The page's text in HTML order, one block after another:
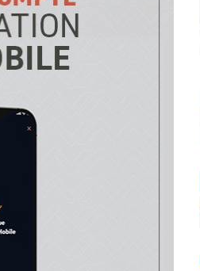
sol-air d’autodéfense
comme l’a demandé
plateforme pour
à base de